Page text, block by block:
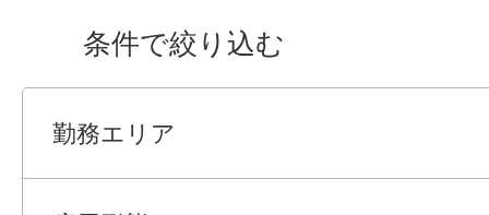
条件で絞り込む
勤務エリア